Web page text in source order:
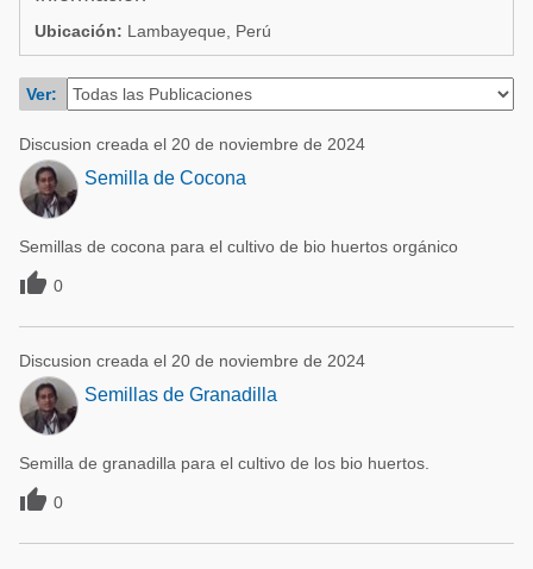
Micotoxinas
Avicultura
Porcicultura
Lechería
Balanceados - Piensos
Comunidades en portugués
Micotoxinas
Porcicultura
Ganadería
Lechería
Ubicación: Lambayeque, Perú
Ver:
Discusion creada el 20 de noviembre de 2024
Semilla de Cocona
Semillas de cocona para el cultivo de bio huertos orgánico
 0
Discusion creada el 20 de noviembre de 2024
Semillas de Granadilla
Semilla de granadilla para el cultivo de los bio huertos.
 0